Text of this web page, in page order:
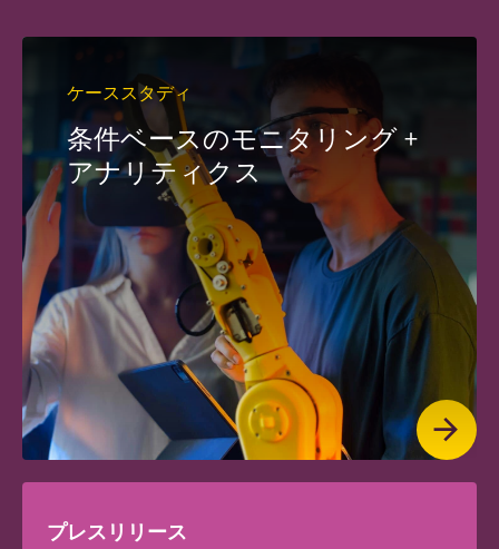
ケーススタディ
条件ベースのモニタリング +
アナリティクス
プレスリリース